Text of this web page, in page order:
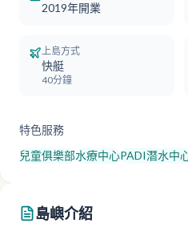
2019年開業
上島方式
快艇
40分鐘
特色服務
兒童俱樂部水療中心PADI潛水中
島嶼介紹